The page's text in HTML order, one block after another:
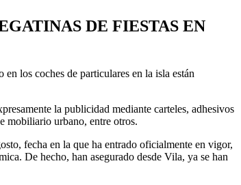
DE FIESTAS EN
los coches de particulares en la isla están
la publicidad mediante carteles, adhesivos
mobiliario urbano, entre otros.
fecha en la que ha entrado oficialmente en vigor,
De hecho, han asegurado desde Vila, ya se han